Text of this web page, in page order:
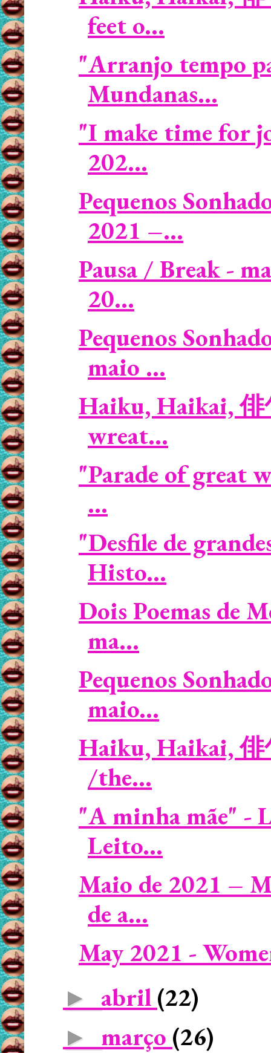
feet o...
"Arranjo tempo
Mundanas...
"I make time for
202...
Pequenos
2021 –...
Pausa / Break -
20...
Pequenos
maio ...
Haiku, Haikai, 俳
wreat...
"Parade of great
...
"Desfile de
Histo...
Dois Poemas de
ma...
Pequenos
maio...
Haiku, Haikai, 俳
/the...
"A minha mãe" -
Leito...
Maio de 2021 –
de a...
May 2021 -
► abril (22)
► março (26)